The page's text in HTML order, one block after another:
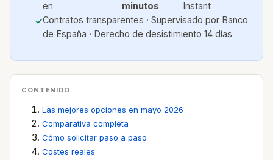
en
minutos
Instant
Contratos transparentes · Supervisado por Banco
de España · Derecho de desistimiento 14 días
CONTENIDO
Las mejores opciones en mayo 2026
Comparativa completa
Cómo solicitar paso a paso
Costes reales